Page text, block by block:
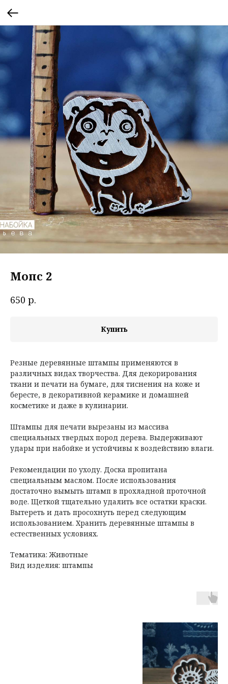
Мопс 2
650 р.
Купить
Резные деревянные штампы применяются в
различных видах творчества. Для декорирования
ткани и печати на бумаге, для тиснения на коже и
бересте, в декоративной керамике и домашней
косметике и даже в кулинарии.
Штампы для печати вырезаны из массива
специальных твердых пород дерева. Выдерживают
удары при набойке и устойчивы к воздействию влаги.
Рекомендации по уходу. Доска пропитана
специальным маслом. После использования
достаточно вымыть штамп в прохладной проточной
воде. Щеткой тщательно удалить все остатки краски.
Вытереть и дать просохнуть перед следующим
использованием. Хранить деревянные штампы в
естественных условиях.
Тематика: Животные
Вид изделия: штампы